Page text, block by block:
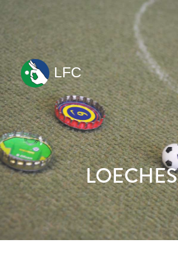
ir
al
contenido
LFC
LOECHES